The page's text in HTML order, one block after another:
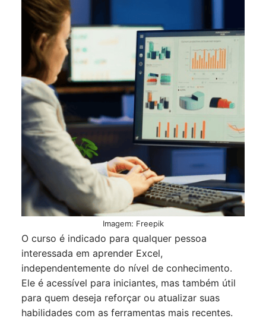
Imagem: Freepik
O curso é indicado para qualquer pessoa
interessada em aprender Excel,
independentemente do nível de conhecimento.
Ele é acessível para iniciantes, mas também útil
para quem deseja reforçar ou atualizar suas
habilidades com as ferramentas mais recentes.